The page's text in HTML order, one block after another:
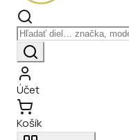
Účet
Košík